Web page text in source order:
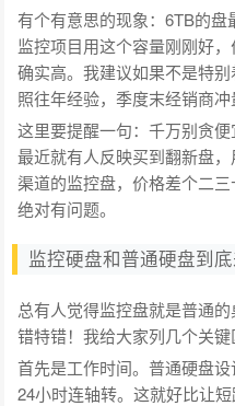
有个有意思的现象：6TB的
监控项目用这个容量刚刚好
确实高。我建议如果不是特
照往年经验，季度末经销商冲
这里要提醒一句：千万别贪便
最近就有人反映买到翻新盘
渠道的监控盘，价格差个二
绝对有问题。
监控硬盘和普通硬盘到底
总有人觉得监控盘就是普通
错特错！我给大家列几个关键
首先是工作时间。普通硬盘
24小时连轴转。这就好比让